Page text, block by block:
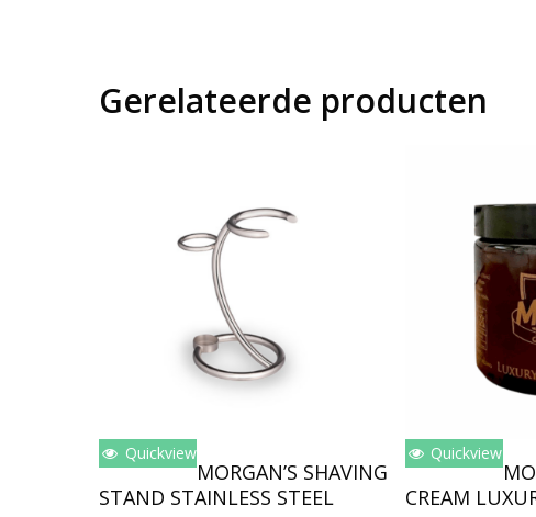
Gerelateerde producten
Toevoegen Aan Winkelwagen
Quickview
MORGAN’S SHAVING
STAND STAINLESS STEEL
Quickview
CREAM